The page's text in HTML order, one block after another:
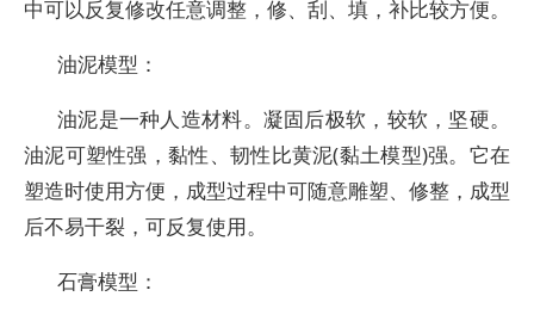
中可以反复修改任意调整，修、刮、填，补比较方便。
油泥模型：
油泥是一种人造材料。凝固后极软，较软，坚硬。
油泥可塑性强，黏性、韧性比黄泥(黏土模型)强。它在
塑造时使用方便，成型过程中可随意雕塑、修整，成型
后不易干裂，可反复使用。
石膏模型：